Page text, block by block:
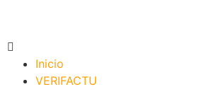
Inicio
VERIFACTU